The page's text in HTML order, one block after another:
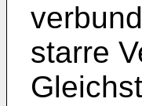
starre